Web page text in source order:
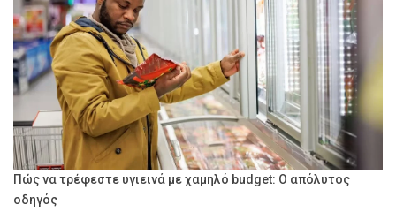
Πώς να τρέφεστε υγιεινά με χαμηλό budget: Ο απόλυτος
οδηγός